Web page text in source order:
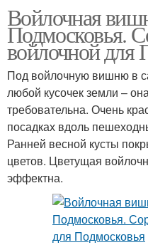
Войлочная
Подмосковья.
войлочной для
Под войлочную вишню в
любой кусочек земли –
требовательна. Очень
посадках вдоль
Ранней весной кусты
цветов. Цветущая
эффектна.